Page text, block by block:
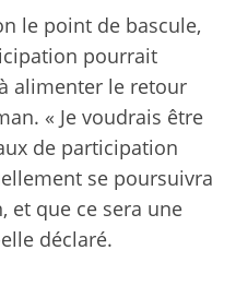
le point de bascule,
pourrait
alimenter le retour
« Je voudrais être
de participation
se poursuivra
et que ce sera une
déclaré.